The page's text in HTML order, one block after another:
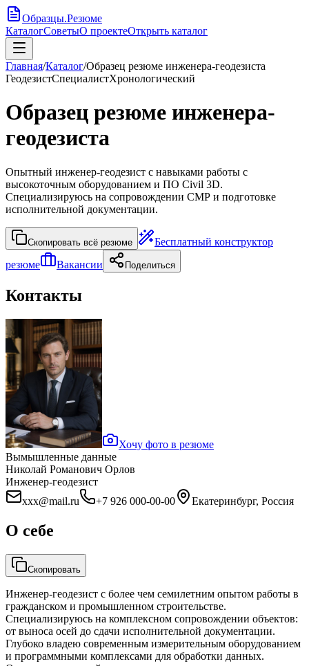
Образцы.Резюме
КаталогСоветыО проектеОткрыть каталог
Главная/Каталог/Образец резюме инженера-геодезиста
ГеодезистСпециалистХронологический
Образец резюме инженера-
геодезиста
Опытный инженер-геодезист с навыками работы с
высокоточным оборудованием и ПО Civil 3D.
Специализируюсь на сопровождении СМР и подготовке
исполнительной документации.
Скопировать всё резюме
Бесплатный конструктор
резюме
Вакансии Поделиться
Контакты
Хочу фото в резюме
Вымышленные данные
Николай Романович Орлов
Инженер-геодезист
xxx@mail.ru
+7 926 000-00-00 Екатеринбург, Россия
О себе
Скопировать
Инженер-геодезист с более чем семилетним опытом работы в
гражданском и промышленном строительстве.
Специализируюсь на комплексном сопровождении объектов:
от выноса осей до сдачи исполнительной документации.
Глубоко владею современным измерительным оборудованием
и программными комплексами для обработки данных.